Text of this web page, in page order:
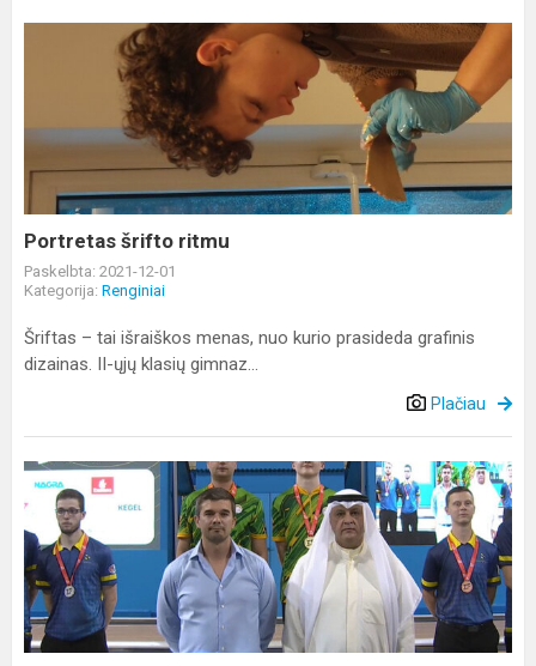
Portretas šrifto ritmu
Paskelbta: 2021-12-01
Kategorija: Renginiai
Šriftas – tai išraiškos menas, nuo kurio prasideda grafinis
dizainas. II-ųjų klasių gimnaz...
Plačiau
Mūsų
„auksinis“
Laurynas
–
pasaulio
boulingo
čempionas